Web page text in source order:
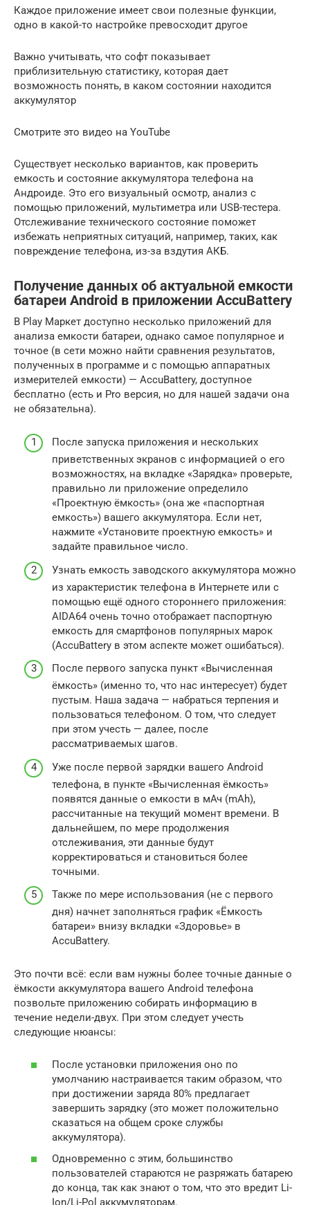
Каждое приложение имеет свои полезные функции,
одно в какой-то настройке превосходит другое
Важно учитывать, что софт показывает
приблизительную статистику, которая дает
возможность понять, в каком состоянии находится
аккумулятор
Смотрите это видео на YouTube
Существует несколько вариантов, как проверить
емкость и состояние аккумулятора телефона на
Андроиде. Это его визуальный осмотр, анализ с
помощью приложений, мультиметра или USB-тестера.
Отслеживание технического состояние поможет
избежать неприятных ситуаций, например, таких, как
повреждение телефона, из-за вздутия АКБ.
Получение данных об актуальной емкости
батареи Android в приложении AccuBattery
В Play Маркет доступно несколько приложений для
анализа емкости батареи, однако самое популярное и
точное (в сети можно найти сравнения результатов,
полученных в программе и с помощью аппаратных
измерителей емкости) — AccuBattery, доступное
бесплатно (есть и Pro версия, но для нашей задачи она
не обязательна).
После запуска приложения и нескольких
приветственных экранов с информацией о его
возможностях, на вкладке «Зарядка» проверьте,
правильно ли приложение определило
«Проектную ёмкость» (она же «паспортная
емкость») вашего аккумулятора. Если нет,
нажмите «Установите проектную емкость» и
задайте правильное число.
Узнать емкость заводского аккумулятора можно
из характеристик телефона в Интернете или с
помощью ещё одного стороннего приложения:
AIDA64 очень точно отображает паспортную
емкость для смартфонов популярных марок
(AccuBattery в этом аспекте может ошибаться).
После первого запуска пункт «Вычисленная
ёмкость» (именно то, что нас интересует) будет
пустым. Наша задача — набраться терпения и
пользоваться телефоном. О том, что следует
при этом учесть — далее, после
рассматриваемых шагов.
Уже после первой зарядки вашего Android
телефона, в пункте «Вычисленная ёмкость»
появятся данные о емкости в мАч (mAh),
рассчитанные на текущий момент времени. В
дальнейшем, по мере продолжения
отслеживания, эти данные будут
корректироваться и становиться более
точными.
Также по мере использования (не с первого
дня) начнет заполняться график «Ёмкость
батареи» внизу вкладки «Здоровье» в
AccuBattery.
Это почти всё: если вам нужны более точные данные о
ёмкости аккумулятора вашего Android телефона
позвольте приложению собирать информацию в
течение недели-двух. При этом следует учесть
следующие нюансы:
После установки приложения оно по
умолчанию настраивается таким образом, что
при достижении заряда 80% предлагает
завершить зарядку (это может положительно
сказаться на общем сроке службы
аккумулятора).
Одновременно с этим, большинство
пользователей стараются не разряжать батарею
до конца, так как знают о том, что это вредит Li-
Ion/Li-Pol аккумуляторам.